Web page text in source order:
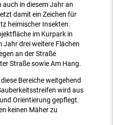
auch in diesem Jahr an
damit ein Zeichen für
heimischer Insekten.
im Kurpark in
Jahr drei weitere Flächen
an der Straße
Straße sowie Am Hang.
Bereiche weitgehend
wird aus
Orientierung gepflegt.
keinen Mäher zu